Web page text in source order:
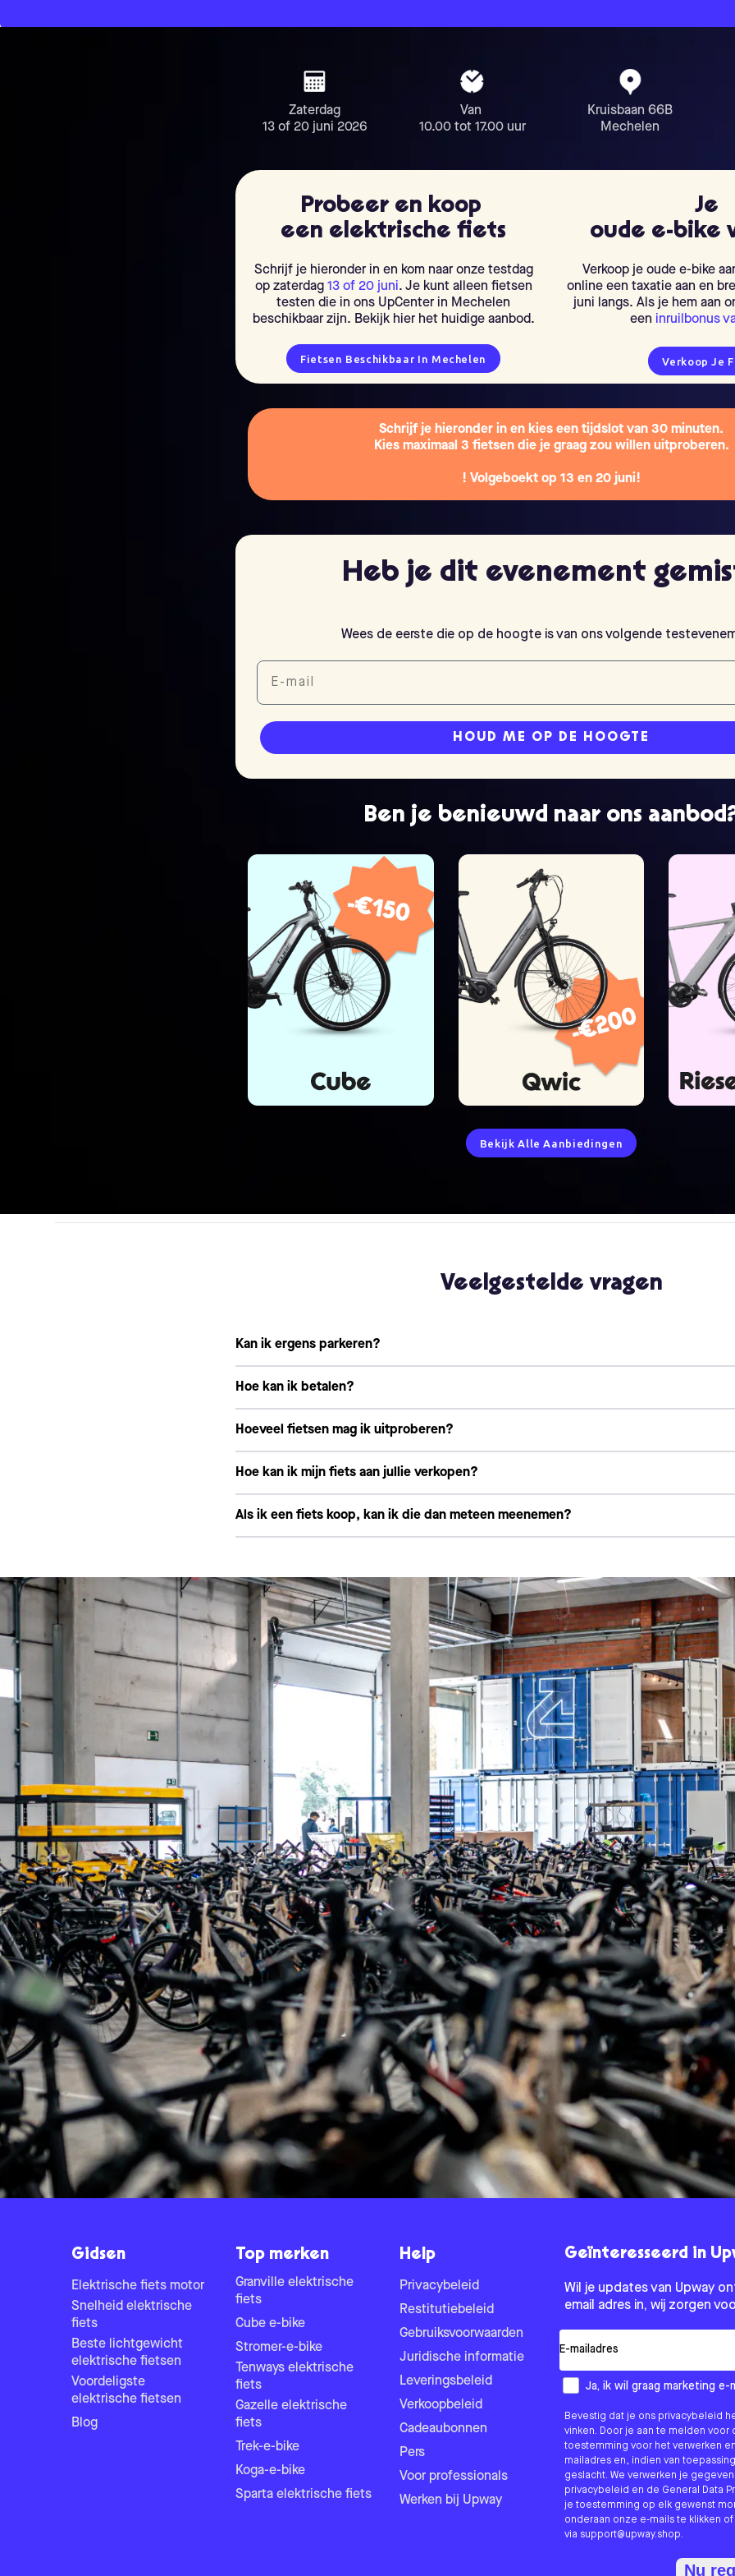
Zaterdag
13 of 20 juni 2026
Van
10.00 tot 17.00 uur
Kruisbaan 66B
Mechelen
Probeer en koop
een elektrische fiets
Schrijf je hieronder in en kom naar onze testdag
op zaterdag 13 of 20 juni. Je kunt alleen fietsen
testen die in ons UpCenter in Mechelen
beschikbaar zijn. Bekijk hier het huidige aanbod.
Fietsen Beschikbaar In Mechelen
Je
oude e-bike
Verkoop je oude e-bike
online een taxatie aan en
juni langs. Als je hem aan
een inruilbonus
Verkoop Je
Schrijf je hieronder in en kies een tijdslot van 30 minuten.
Kies maximaal 3 fietsen die je graag zou willen uitproberen.
! Volgeboekt op 13 en 20 juni!
Heb je dit evenement
Wees de eerste die op de hoogte is van ons volgende
E-mail
HOUD ME OP DE HOOGTE
Ben je benieuwd naar ons
Bekijk Alle Aanbiedingen
Veelgestelde vragen
Kan ik ergens parkeren?
Hoe kan ik betalen?
Hoeveel fietsen mag ik uitproberen?
Hoe kan ik mijn fiets aan jullie verkopen?
Als ik een fiets koop, kan ik die dan meteen meenemen?
Gidsen
Elektrische fiets motor
Snelheid elektrische
fiets
Beste lichtgewicht
elektrische fietsen
Voordeligste
elektrische fietsen
Blog
Top merken
Granville elektrische
fiets
Cube e-bike
Stromer-e-bike
Tenways elektrische
fiets
Gazelle elektrische
fiets
Trek-e-bike
Koga-e-bike
Sparta elektrische fiets
Help
Privacybeleid
Restitutiebeleid
Gebruiksvoorwaarden
Juridische informatie
Leveringsbeleid
Verkoopbeleid
Cadeaubonnen
Pers
Voor professionals
Werken bij Upway
Geïnteresseerd in
Wil je updates van Upway
email adres in, wij zorgen
Hoe wil je van ons horen?
Ja, ik wil graag marketing e-
Bevestig dat je ons privacybeleid
vinken. Door je aan te melden
toestemming voor het verwerken
mailadres en, indien van
geslacht. We verwerken je
privacybeleid en de General Data
je toestemming op elk gewenst
onderaan onze e-mails te klikken
via support@upway.shop.
Nu